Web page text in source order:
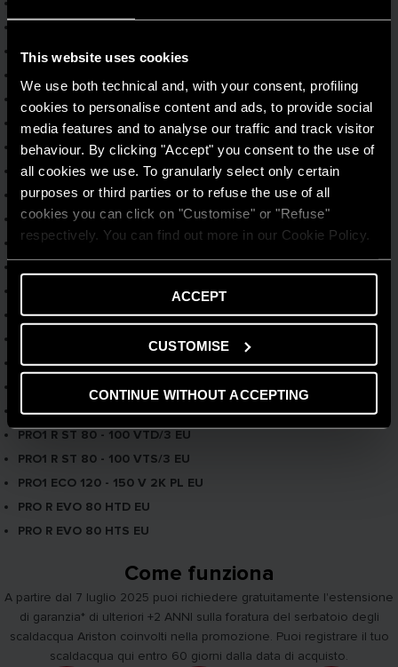
This website uses cookies
We use both technical and, with your consent, profiling
cookies to personalise content and ads, to provide social
media features and to analyse our traffic and track visitor
behaviour. By clicking "Accept" you consent to the use of
all cookies we use. To granularly select only certain
purposes or third parties or to refuse the use of all
cookies you can click on "Customise" or "Refuse"
respectively. You can find out more in our Cookie Policy.
ACCEPT
CUSTOMISE
CONTINUE WITHOUT ACCEPTING
VELIS TECH WIFI 50-80-100 EU
ANDRIS LUX ST 10U/5 - 10/3 EU
ANDRIS R ST 15/3 - 30/3 EU
ANDRIS R ST 10U/3 - 15U/3 EU
PRO1 ECO ST 50 V/5 - 80 V/5 - 100 V/5 EU
PRO1 R ST 50 V/3 - 80 V/3 - 100 V/3 EU
BLU1 ER 50 - 80 V EU
PRO1 POWERFLEX SOLAR 80 - 100 V EU
PRO1 R 80 - 100 VTD/3 EU
PRO1 R 80 - 100 VTS/3 EU
PRO1 ECO 80 H/5 EU
VELIS DUNE WIFI-FE 50 - 80 - 100 EU
PRO1 R ST 80 - 100 H/3 EU
PRO1 R ST 80 - 100 VTD/3 EU
PRO1 R ST 80 - 100 VTS/3 EU
PRO1 ECO 120 - 150 V 2K PL EU
PRO R EVO 80 HTD EU
PRO R EVO 80 HTS EU
Come funziona
A partire dal 7 luglio 2025 puoi richiedere gratuitamente l'estensione
di garanzia* di ulteriori +2 ANNI sulla foratura del serbatoio degli
scaldacqua Ariston coinvolti nella promozione. Puoi registrare il tuo
scaldacqua qui entro 60 giorni dalla data di acquisto.